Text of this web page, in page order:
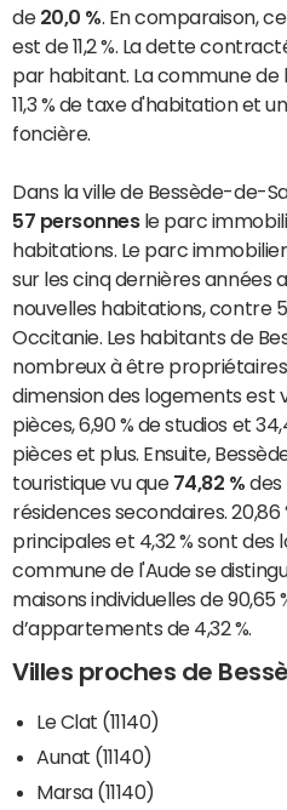
de 20,0 % . En comparaison,
est de 11,2 %. La dette
par habitant. La commune de
11,3 % de taxe d'habitation et
foncière.
Dans la ville de Bessède-de-
57 personnesle parc
habitations. Le parc
sur les cinq dernières années
nouvelles habitations, contre
Occitanie. Les habitants de
nombreux à être propriétaires
dimension des logements est
pièces, 6,90 % de studios et
pièces et plus. Ensuite,
touristique vu que 74,82 % des
résidences secondaires. 20,86
principales et 4,32 % sont des
commune de l'Aude se
maisons individuelles de 90,65
d’appartements de 4,32 %.
Villes proches de
Le Clat (11140)
Aunat (11140)
Marsa (11140)